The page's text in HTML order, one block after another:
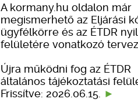
A kormany.hu oldalon már
megismerhető az Eljárási
ügyfélkörre és az ÉTDR
felületére vonatkozó
Újra működni fog az ÉTDR
általános tájékoztatási
Frissítve: 2026.06.15.